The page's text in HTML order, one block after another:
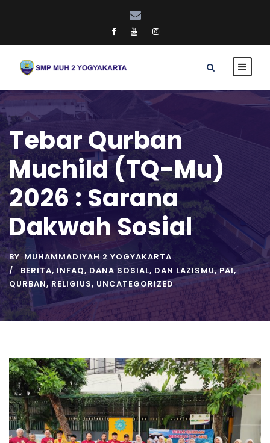
Tebar Qurban
Muchild (TQ-Mu)
2026 : Sarana
Dakwah Sosial
BY MUHAMMADIYAH 2 YOGYAKARTA
BERITA, INFAQ, DANA SOSIAL, DAN LAZISMU, PAI,
QURBAN, RELIGIUS, UNCATEGORIZED